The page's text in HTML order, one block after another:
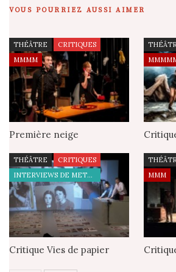
VOUS POURRIEZ AUSSI AIMER
THÉÂTRE
CRITIQUES
MMMM
Première neige
THÉÂTRE
CRITIQUES
INTERVIEWS DE METTEURS EN SCÈNE
Critique Vies de papier
MMM